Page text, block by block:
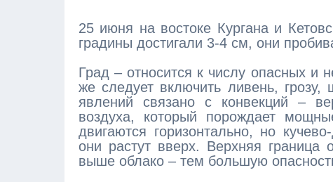
25 июня на востоке Кургана и
градины достигали 3-4 см, они
Град – относится к числу опасных и
же следует включить ливень,
явлений связано с конвекций –
воздуха, который порождает
двигаются горизонтально, но
они растут вверх. Верхняя
выше облако – тем большую